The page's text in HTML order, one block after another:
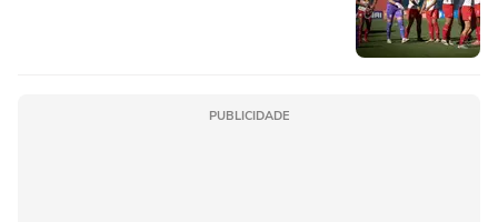
PUBLICIDADE